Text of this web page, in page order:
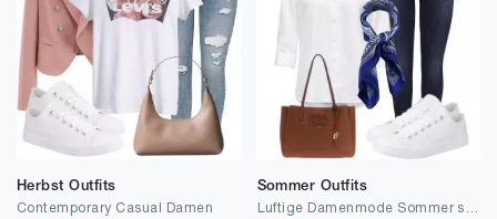
Herbst Outfits
Contemporary Casual Damen
Sommer Outfits